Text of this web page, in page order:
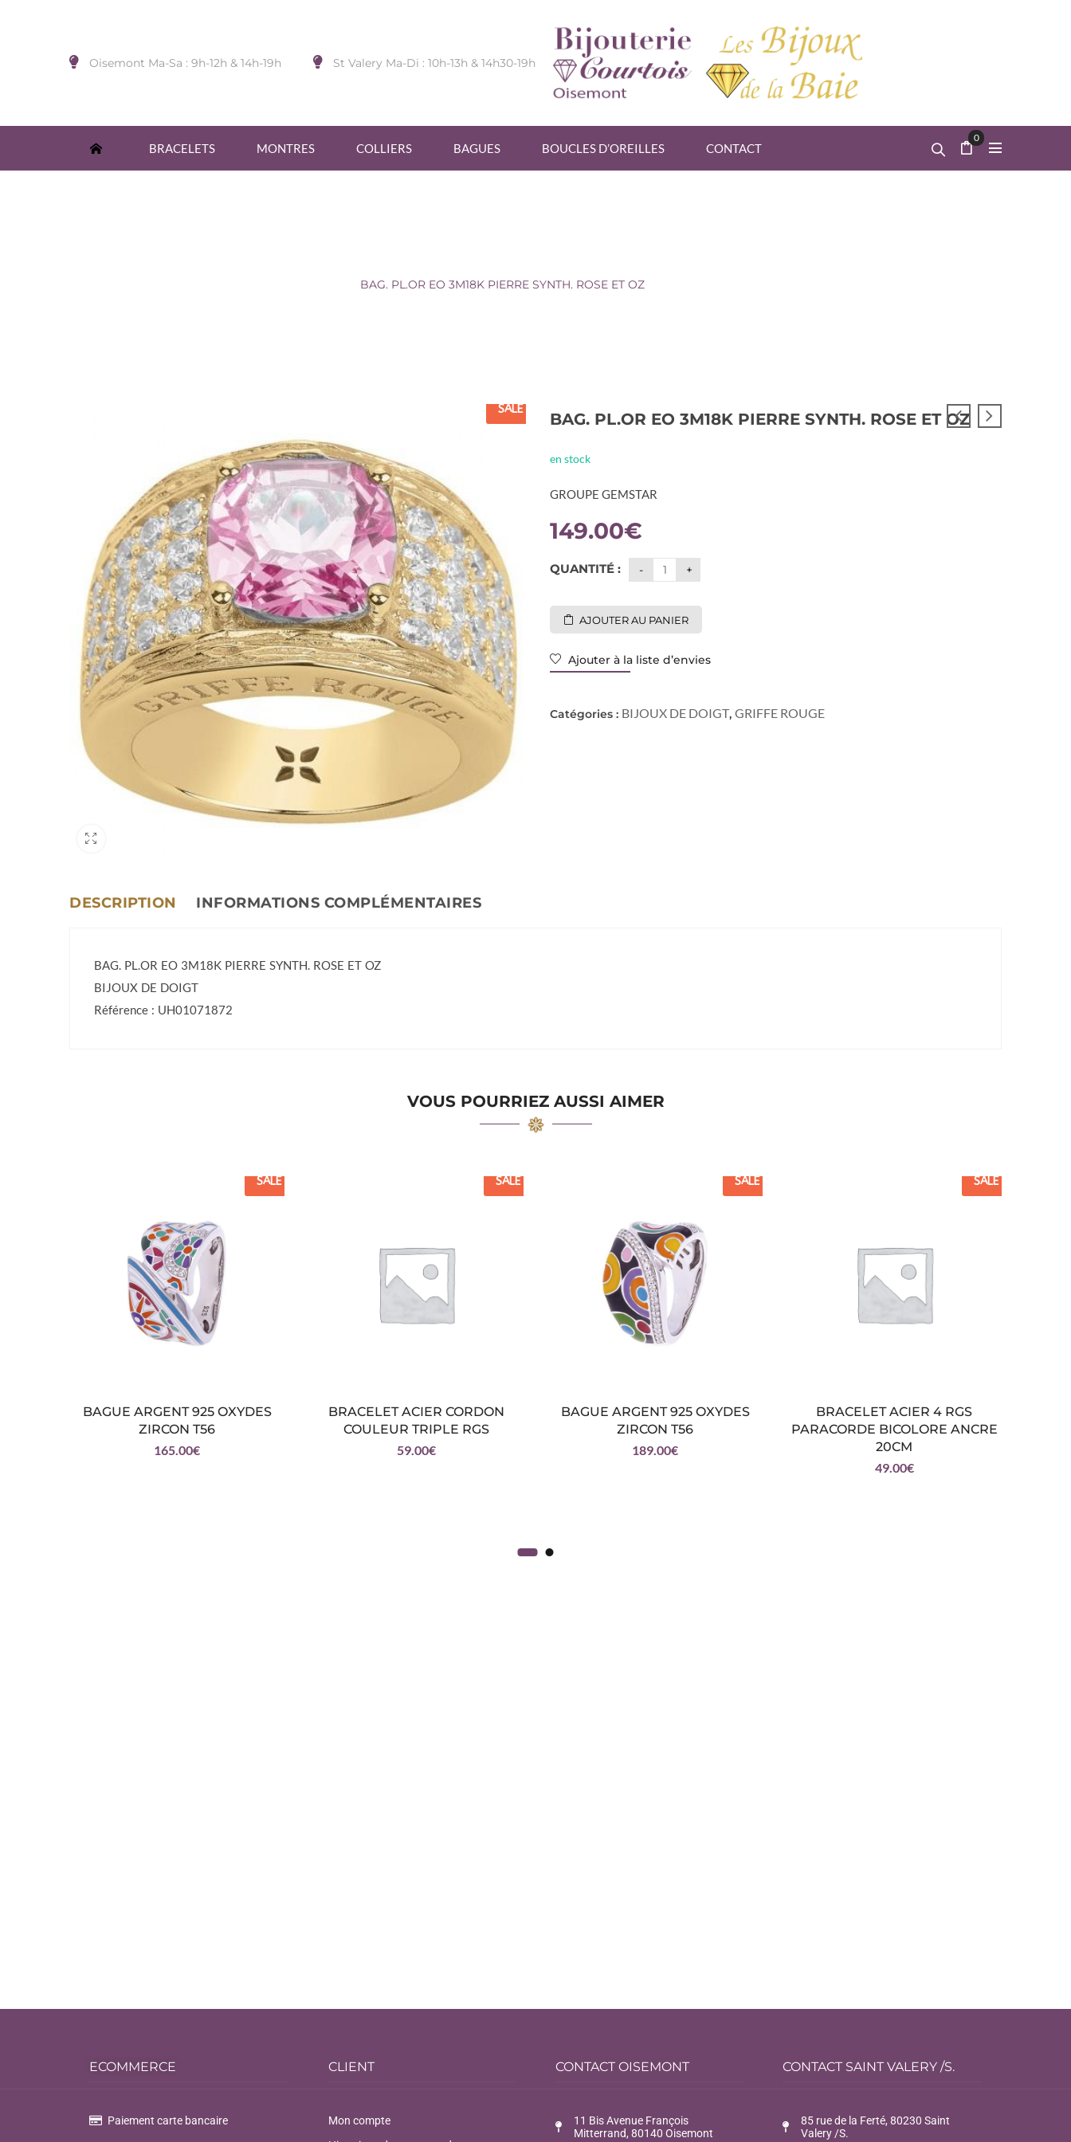
Oisemont Ma-Sa : 9h-12h & 14h-19h St Valery Ma-Di : 10h-13h & 14h30-19h
BRACELETS MONTRES COLLIERS BAGUES BOUCLES D’OREILLES CONTACT
0
BAG. PL.OR EO 3M18K PIERRE SYNTH. ROSE ET OZ
SALE BAG. PL.OR EO 3M18K PIERRE SYNTH. ROSE ET OZ
en stock
GROUPE GEMSTAR
149.00€
QUANTITÉ :
AJOUTER AU PANIER
Ajouter à la liste d’envies
Catégories : BIJOUX DE DOIGT,GRIFFE ROUGE
DESCRIPTION INFORMATIONS COMPLÉMENTAIRES
BAG. PL.OR EO 3M18K PIERRE SYNTH. ROSE ET OZ
BIJOUX DE DOIGT
Référence : UH01071872
VOUS POURRIEZ AUSSI AIMER
SALE
BAGUE ARGENT 925 OXYDES
ZIRCON T56
165.00€
SALE
BRACELET ACIER CORDON
COULEUR TRIPLE RGS
59.00€
SALE
BAGUE ARGENT 925 OXYDES
ZIRCON T56
189.00€
SALE
BRACELET ACIER 4 RGS
PARACORDE BICOLORE ANCRE
20CM
49.00€
ECOMMERCE
Paiement carte bancaire
CLIENT
Mon compte
CONTACT OISEMONT
11 Bis Avenue François
Mitterrand, 80140 Oisemont
CONTACT SAINT VALERY /S.
85 rue de la Ferté, 80230 Saint
Valery /S.